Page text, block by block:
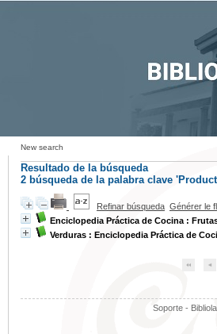
New search
Resultado de la búsqueda
2 búsqueda de la palabra clave
Refinar búsqueda Générer le
Enciclopedia Práctica de Cocina :
Verduras : Enciclopedia Práctica de
Soporte -